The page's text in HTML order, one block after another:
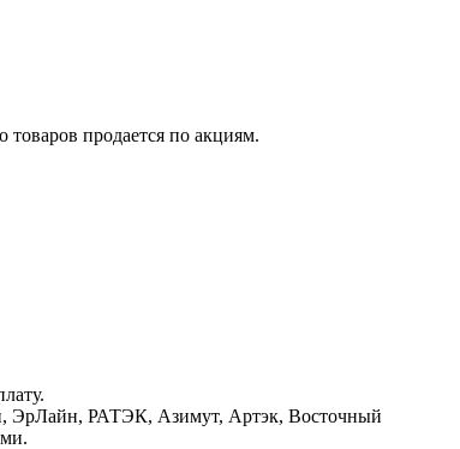
продается по акциям.
РАТЭК, Азимут, Артэк, Восточный